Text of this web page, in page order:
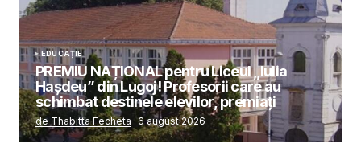
EDUCAȚIE
PREMIU NAȚIONAL pentru Liceul „Iulia
Hașdeu” din Lugoj! Profesorii care au
schimbat destinele elevilor, premiați
de Thabitta Fecheta 6 august 2026